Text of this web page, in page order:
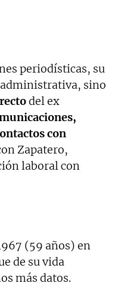
periodísticas, su
sino
del ex
con
Zapatero,
laboral con
(59 años) en
de su vida
más datos.